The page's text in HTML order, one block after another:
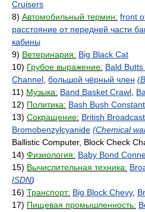
Cruisers
8) Автомобильный термин: front
расстояние от передней части
кабины
9) Ветеринария: Big Black Cat
10) Грубое выражение: Bald
Channel большой чёрный член
11) Музыка: Band Basket Crawl
12) Политика: Bash Bush
13) Сокращение: British
Bromobenzylcyanide (Chemical
Ballistic Computer, Block Check
14) Физиология: Baby Bond
15) Вычислительная техника:
ISDN)
16) Транспорт: Big Block Chevy,
17) Пищевая промышленность: